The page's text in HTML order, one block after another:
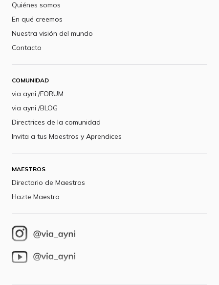
Quiénes somos
En qué creemos
Nuestra visión del mundo
Contacto
COMUNIDAD
via ayni /FORUM
via ayni /BLOG
Directrices de la comunidad
Invita a tus Maestros y Aprendices
MAESTROS
Directorio de Maestros
Hazte Maestro